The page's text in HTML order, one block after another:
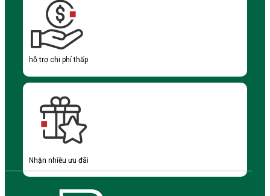
hỗ trợ chi phí thấp
Nhận nhiều ưu đãi